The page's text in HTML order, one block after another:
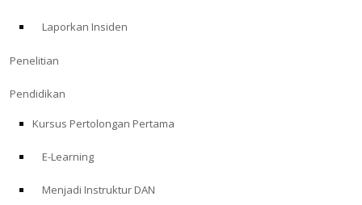
Laporkan Insiden
Penelitian
Pendidikan
Kursus Pertolongan Pertama
E-Learning
Menjadi Instruktur DAN